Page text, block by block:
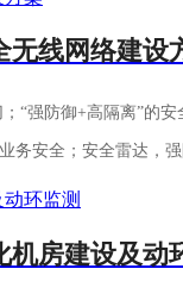
无线网络建设
“强防御+高隔离”的
务安全；安全雷达，强
机房建设及动